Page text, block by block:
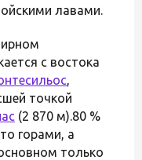
лавами.
с востока
,
точкой
(2 870 м).80 %
горами, а
только